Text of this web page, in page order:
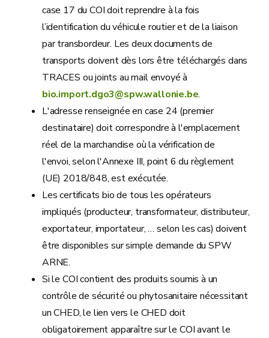
case 17 du COI doit reprendre à la fois
l’identification du véhicule routier et de la liaison
par transbordeur. Les deux documents de
transports doivent dès lors être téléchargés dans
TRACES ou joints au mail envoyé à
bio.import.dgo3@spw.wallonie.be.
L'adresse renseignée en case 24 (premier
destinataire) doit correspondre à l'emplacement
réel de la marchandise où la vérification de
l'envoi, selon l'Annexe III, point 6 du règlement
(UE) 2018/848, est exécutée.
Les certificats bio de tous les opérateurs
impliqués (producteur, transformateur, distributeur,
exportateur, importateur, … selon les cas) doivent
être disponibles sur simple demande du SPW
ARNE.
Si le COI contient des produits soumis à un
contrôle de sécurité ou phytosanitaire nécessitant
un CHED, le lien vers le CHED doit
obligatoirement apparaître sur le COI avant le